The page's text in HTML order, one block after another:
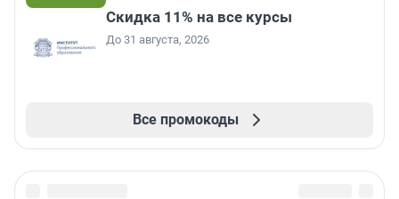
Скидка 11% на все курсы
До 31 августа, 2026
Все промокоды